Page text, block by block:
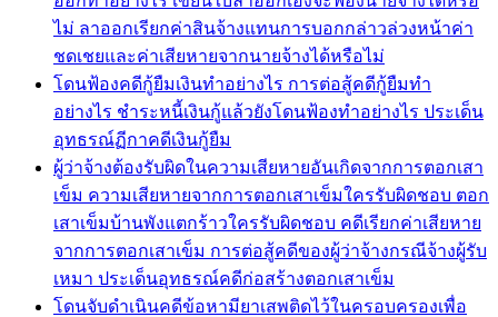
ไม่ ลาออกเรียกค่าสินจ้างแทนการบอกกล่าวล่วงหน้าค่า
ชดเชยและค่าเสียหายจากนายจ้างได้หรือไม่
โดนฟ้องคดีกู้ยืมเงินทำอย่างไร การต่อสู้คดีกู้ยืมทำ
อย่างไร ชำระหนี้เงินกู้แล้วยังโดนฟ้องทำอย่างไร ประเด็น
อุทธรณ์ฏีกาคดีเงินกู้ยืม
ผู้ว่าจ้างต้องรับผิดในความเสียหายอันเกิดจากการตอกเสา
เข็ม ความเสียหายจากการตอกเสาเข็มใครรับผิดชอบ ตอก
เสาเข็มบ้านพังแตกร้าวใครรับผิดชอบ คดีเรียกค่าเสียหาย
จากการตอกเสาเข็ม การต่อสู้คดีของผู้ว่าจ้างกรณีจ้างผู้รับ
เหมา ประเด็นอุทธรณ์คดีก่อสร้างตอกเสาเข็ม
โดนจับดำเนินคดีข้อหามียาเสพติดไว้ในครอบครองเพื่อ